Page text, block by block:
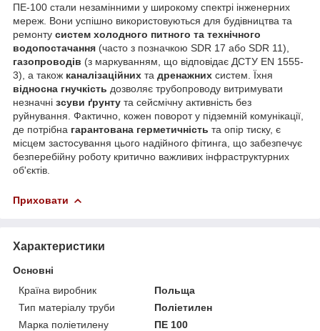
ПЕ-100 стали незамінними у широкому спектрі інженерних
мереж. Вони успішно використовуються для будівництва та
ремонту систем холодного питного та технічного
водопостачання (часто з позначкою SDR 17 або SDR 11),
газопроводів (з маркуванням, що відповідає ДСТУ EN 1555-
3), а також каналізаційних та дренажних систем. Їхня
відносна гнучкість дозволяє трубопроводу витримувати
незначні зсуви ґрунту та сейсмічну активність без
руйнування. Фактично, кожен поворот у підземній комунікації,
де потрібна гарантована герметичність та опір тиску, є
місцем застосування цього надійного фітинга, що забезпечує
безперебійну роботу критично важливих інфраструктурних
об'єктів.
Приховати
Характеристики
Основні
Країна виробник
Польща
Тип матеріалу труби
Поліетилен
Марка поліетилену
ПЕ 100